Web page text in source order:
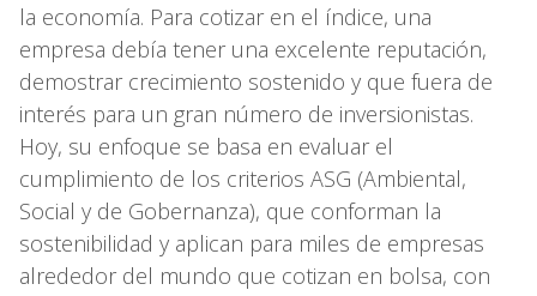
la economía. Para cotizar en el índice, una
empresa debía tener una excelente reputación,
demostrar crecimiento sostenido y que fuera de
interés para un gran número de inversionistas.
Hoy, su enfoque se basa en evaluar el
cumplimiento de los criterios ASG (Ambiental,
Social y de Gobernanza), que conforman la
sostenibilidad y aplican para miles de empresas
alrededor del mundo que cotizan en bolsa, con